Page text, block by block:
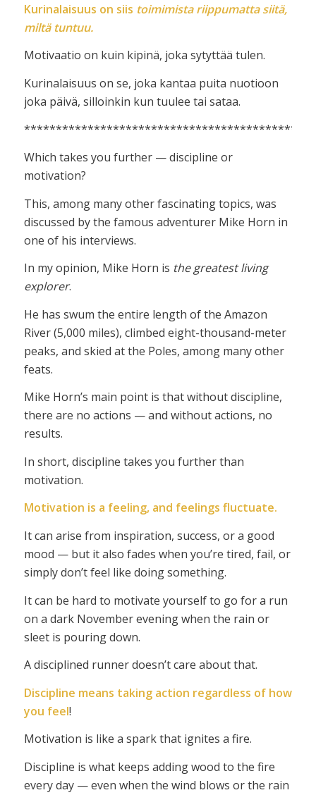
Kurinalaisuus on siis toimimista riippumatta siitä,
miltä tuntuu.
Motivaatio on kuin kipinä, joka sytyttää tulen.
Kurinalaisuus on se, joka kantaa puita nuotioon
joka päivä, silloinkin kun tuulee tai sataa.
Which takes you further — discipline or
motivation?
This, among many other fascinating topics, was
discussed by the famous adventurer Mike Horn in
one of his interviews.
In my opinion, Mike Horn is the greatest living
explorer.
He has swum the entire length of the Amazon
River (5,000 miles), climbed eight-thousand-meter
peaks, and skied at the Poles, among many other
feats.
Mike Horn’s main point is that without discipline,
there are no actions — and without actions, no
results.
In short, discipline takes you further than
motivation.
Motivation is a feeling, and feelings fluctuate.
It can arise from inspiration, success, or a good
mood — but it also fades when you’re tired, fail, or
simply don’t feel like doing something.
It can be hard to motivate yourself to go for a run
on a dark November evening when the rain or
sleet is pouring down.
A disciplined runner doesn’t care about that.
Discipline means taking action regardless of how
you feel!
Motivation is like a spark that ignites a fire.
Discipline is what keeps adding wood to the fire
every day — even when the wind blows or the rain